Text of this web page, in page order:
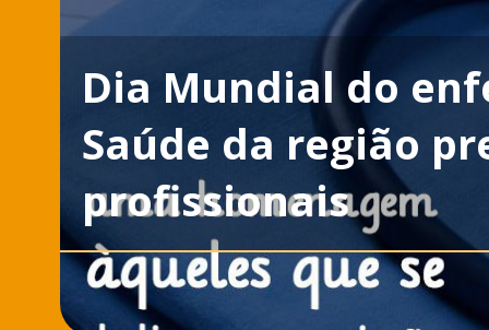
Dia Mundial do
Saúde da região
profissionais